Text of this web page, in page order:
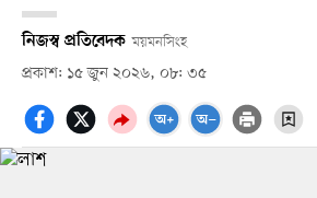
নিজস্ব প্রতিবেদক ময়মনসিংহ
প্রকাশ: ১৫ জুন ২০২৬, ০৮: ৩৫